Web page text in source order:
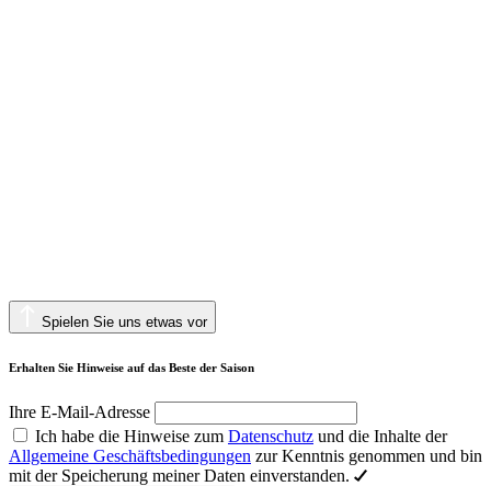
Spielen Sie uns etwas vor
Erhalten Sie Hinweise auf das Beste der Saison
Ihre E-Mail-Adresse
Ich habe die Hinweise zum Datenschutz und die Inhalte der
Allgemeine Geschäftsbedingungen zur Kenntnis genommen und bin
mit der Speicherung meiner Daten einverstanden.